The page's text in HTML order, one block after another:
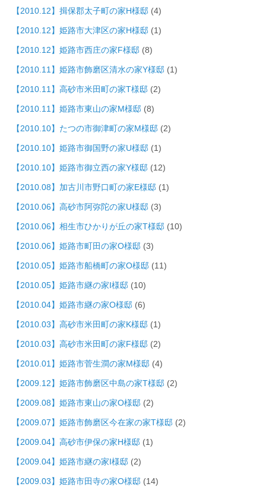
【2010.12】揖保郡太子町の家H様邸 (4)
【2010.12】姫路市大津区の家H様邸 (1)
【2010.12】姫路市西庄の家F様邸 (8)
【2010.11】姫路市飾磨区清水の家Y様邸 (1)
【2010.11】高砂市米田町の家T様邸 (2)
【2010.11】姫路市東山の家M様邸 (8)
【2010.10】たつの市御津町の家M様邸 (2)
【2010.10】姫路市御国野の家U様邸 (1)
【2010.10】姫路市御立西の家Y様邸 (12)
【2010.08】加古川市野口町の家E様邸 (1)
【2010.06】高砂市阿弥陀の家U様邸 (3)
【2010.06】相生市ひかりが丘の家T様邸 (10)
【2010.06】姫路市町田の家O様邸 (3)
【2010.05】姫路市船橋町の家O様邸 (11)
【2010.05】姫路市継の家I様邸 (10)
【2010.04】姫路市継の家O様邸 (6)
【2010.03】高砂市米田町の家K様邸 (1)
【2010.03】高砂市米田町の家F様邸 (2)
【2010.01】姫路市菅生澗の家M様邸 (4)
【2009.12】姫路市飾磨区中島の家T様邸 (2)
【2009.08】姫路市東山の家O様邸 (2)
【2009.07】姫路市飾磨区今在家の家T様邸 (2)
【2009.04】高砂市伊保の家H様邸 (1)
【2009.04】姫路市継の家I様邸 (2)
【2009.03】姫路市田寺の家O様邸 (14)